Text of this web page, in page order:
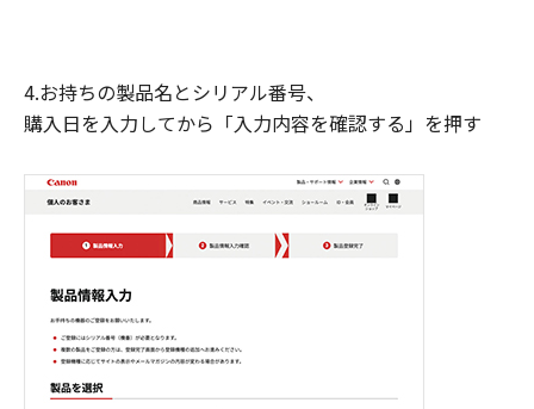
4.お持ちの製品名とシリアル番号、
購入日を入力してから「入力内容を確認する」を押す